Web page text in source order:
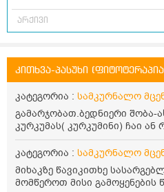
არქივი
კითხვა-პასუხი
კატეგორია : სამკურნალო
გამარჯობათ.ბედნიერი შობა-
კურკუმას( კურკუმინი) ჩაი ან
წესი. მაინტერესებდა და
კურკუმას გააჩნია ანთების
დამამშვიდებელი და
უნდა მივიღოთო ცხიმთან და
ეფექტურობის მიზნით. 1)
კატეგორია : სამკურნალო
მიხაკზე წავიკითხე
მომწეროთ მისი